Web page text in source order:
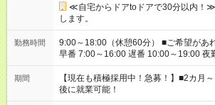
≪自宅からドアtoドアで30分以内！
します。
勤務時間
9:00～18:00（休憩60分） ■ご希望があれば下記シフトもOK！
早番 7:00～16:00 遅番 10:00～19:00 夜勤
と休みを合わせたい」 「余裕を持って
「できれば残業はしたくない」 など、
ね。 ※Wワーク希望の方へ 今ご覧のお仕事で希望する勤務時間
と、もう1つのお仕事の勤務時間。 合
期間
【現在も積極採用中！急募！】■2カ月
後に就業可能！